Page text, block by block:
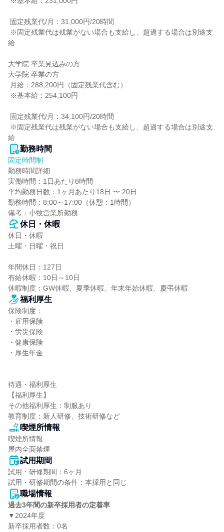
給
大学院 卒業見込みの方
大学院 卒業の方
給
勤務時間
固定時間制
勤務時間詳細
実働時間：1日あたり8時間
平均勤務日数：1ヶ月あたり18日 〜 20日
勤務時間：8:00～17:00（休憩：1時間）
備考：小牧営業所勤務
休日・休暇
休日・休暇
土曜・日曜・祝日
年間休日：127日
有給休暇：10日～10日
休暇制度：GW休暇、夏季休暇、年末年始休暇、慶弔休暇
福利厚生
保険制度：
・雇用保険
・労災保険
・健康保険
・厚生年金
待遇・福利厚生
【福利厚生】
その他福利厚生：制服あり
教育制度：新人研修、技術研修など
喫煙所情報
喫煙所情報
屋内全面禁煙
試用期間
試用・研修期間：6ヶ月
職場情報
過去3年間の新卒採用者の定着率
▼2024年度
新卒採用者数：0名